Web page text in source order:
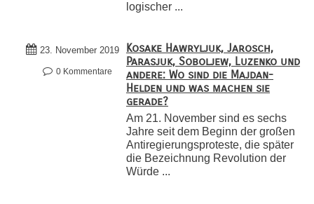
logischer ...
23. November 2019
0 Kommentare
Kosake Hawryljuk, Jarosch,
Parasjuk, Soboljew, Luzenko und
andere: Wo sind die Majdan-
Helden und was machen sie
gerade?
Am 21. November sind es sechs
Jahre seit dem Beginn der großen
Antiregierungsproteste, die später
die Bezeichnung Revolution der
Würde ...